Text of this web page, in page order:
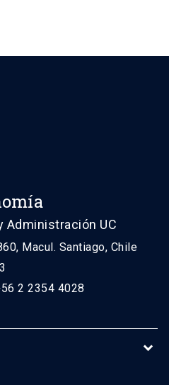
Administración UC
Macul. Santiago, Chile
2 2354 4028